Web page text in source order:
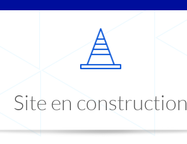
Site en construction